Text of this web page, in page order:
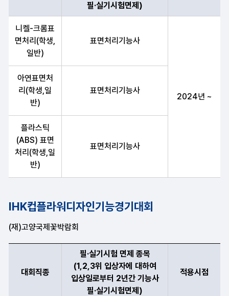
대회직종, 필·실기시험 면제 종목(1,2,3위 입상자에 대하여 입상일
필·실기시험면제)
니켈-크롬표
면처리(학생,
일반)
표면처리기능사
2024년 ~
아연표면처
리(학생,일
반)
표면처리기능사
플라스틱
(ABS) 표면
처리(학생,일
반)
표면처리기능사
IHK컵플라워디자인기능경기대회
(재)고양국제꽃박람회
대회직종
필·실기시험 면제 종목
(1,2,3위 입상자에 대하여
입상일로부터 2년간 기능사
필·실기시험면제)
적용시점